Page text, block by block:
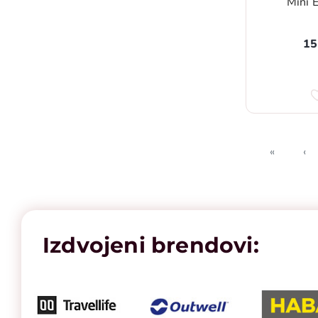
«First ‹
Izdvojeni brendovi: